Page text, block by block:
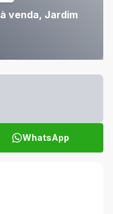
venda, Jardim
WhatsApp